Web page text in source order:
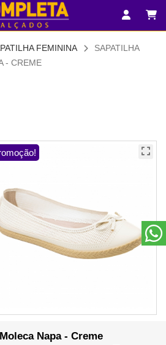
FEMININA
SAPATILHA
- CREME
Napa - Creme